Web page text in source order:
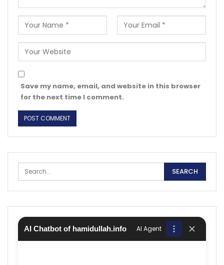
Save my name, email, and website in this browser
for the next time I comment.
AI Chatbot of hamidullah.info AI Agent